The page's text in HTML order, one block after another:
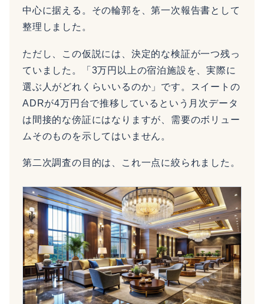
中心に据える。その輪郭を、第一次報告書として
整理しました。
ただし、この仮説には、決定的な検証が一つ残っ
ていました。「3万円以上の宿泊施設を、実際に
選ぶ人がどれくらいいるのか」です。スイートの
ADRが4万円台で推移しているという月次データ
は間接的な傍証にはなりますが、需要のボリュー
ムそのものを示してはいません。
第二次調査の目的は、これ一点に絞られました。